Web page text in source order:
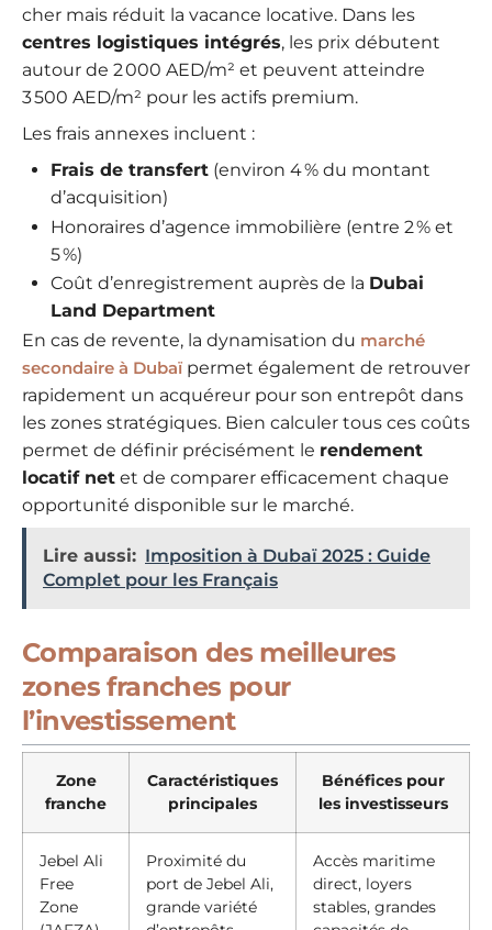
cher mais réduit la vacance locative. Dans les
centres logistiques intégrés, les prix débutent
autour de 2 000 AED/m² et peuvent atteindre
3 500 AED/m² pour les actifs premium.
Les frais annexes incluent :
Frais de transfert(environ 4 % du montant
d’acquisition)
Honoraires d’agence immobilière (entre 2 % et
5 %)
Coût d’enregistrement auprès de la Dubai
Land Department
En cas de revente, la dynamisation du marché
secondaire à Dubaï permet également de retrouver
rapidement un acquéreur pour son entrepôt dans
les zones stratégiques. Bien calculer tous ces coûts
permet de définir précisément le rendement
locatif net et de comparer efficacement chaque
opportunité disponible sur le marché.
Lire aussi: Imposition à Dubaï 2025 : Guide
Complet pour les Français
Comparaison des meilleures
zones franches pour
l’investissement
Zone
franche
Caractéristiques
principales
Bénéfices pour
les investisseurs
Jebel Ali
Free
Zone
Proximité du
port de Jebel Ali,
grande variété
Accès maritime
direct, loyers
stables, grandes